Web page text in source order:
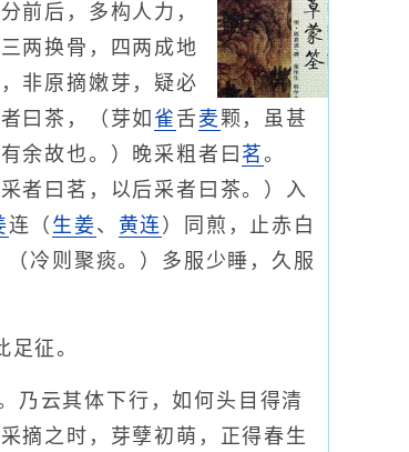
前后，多构人力，
两换骨，四两成地
非原摘嫩芽，疑必
曰茶，（芽如雀 舌 麦 颗，虽甚
余故也。）晚采粗者曰 茗。
者曰茗，以后采者曰茶。）入
连（ 生姜、 黄连 ）同煎，止赤白
冷则聚痰。）多服少睡，久服
征。
乃云其体下行，如何头目得清
摘之时，芽孽初萌，正得春生